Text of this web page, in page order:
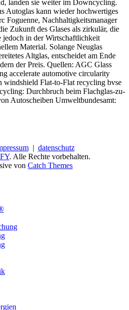
landen sie weiter im Downcycling.
Autoglas kann wieder hochwertiges
Foguenne, Nachhaltigkeitsmanager
Zukunft des Glases als zirkulär, die
jedoch in der Wirtschaftlichkeit
Material. Solange Neuglas
Altglas, entscheidet am Ende
der Preis. Quellen: AGC Glass
accelerate automotive circularity
windshield Flat-to-Flat recycling bvse
Durchbruch beim Flachglas-zu-
Autoscheiben Umweltbundesamt:
| datenschutz
. Alle Rechte vorbehalten.
von Catch Themes